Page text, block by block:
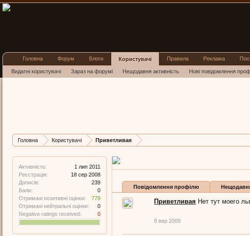
Головна Користувачі Приветливая
Активність:
1 лип 2011
Реєстрація:
18 сер 2008
Дописів:
239
Бали:
0
Отримані позитивні оцінки:
779
Отримані нейтральні оцінки:
0
Negative ratings received:
0
Дописів
Карма Бали
Повідомлення профілю
Приветливая Нет тут моего
8 вер 2009
Головна Форум Блоги Користувачі
Видатні користувачі Зараз на форумі Нещодавня активність Нові повідомлення
Правила Реклама